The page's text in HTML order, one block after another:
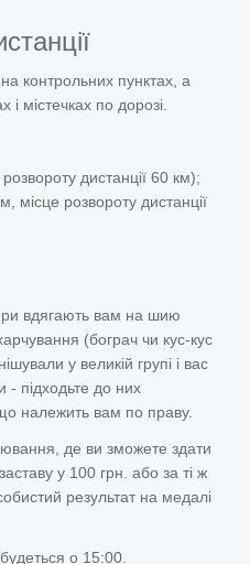
контрольних пунктах, а
і містечках по дорозі.
дистанції 60 км);
місце розвороту дистанції
вдягають вам на шию
(бограч чи кус-кус
у великій групі і вас
- підходьте до них
належить вам по праву.
де ви зможете здати
у 100 грн. або за ті ж
результат на медалі
о 15:00.